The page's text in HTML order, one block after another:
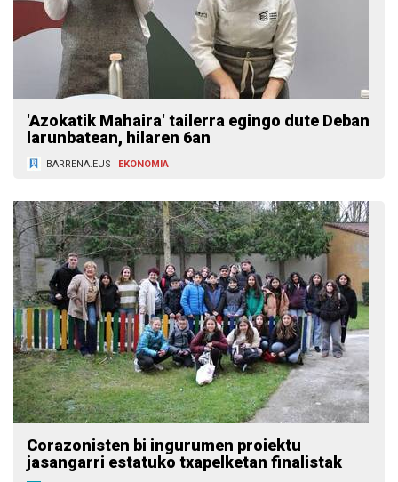
'Azokatik Mahaira' tailerra egingo dute Deban
larunbatean, hilaren 6an
BARRENA.EUS EKONOMIA
Corazonisten bi ingurumen proiektu
jasangarri estatuko txapelketan finalistak